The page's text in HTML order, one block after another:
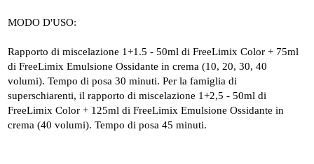
MODO D'USO:
Rapporto di miscelazione 1+1.5 - 50ml di FreeLimix Color + 75ml
di FreeLimix Emulsione Ossidante in crema (10, 20, 30, 40
volumi). Tempo di posa 30 minuti. Per la famiglia di
superschiarenti, il rapporto di miscelazione 1+2,5 - 50ml di
FreeLimix Color + 125ml di FreeLimix Emulsione Ossidante in
crema (40 volumi). Tempo di posa 45 minuti.